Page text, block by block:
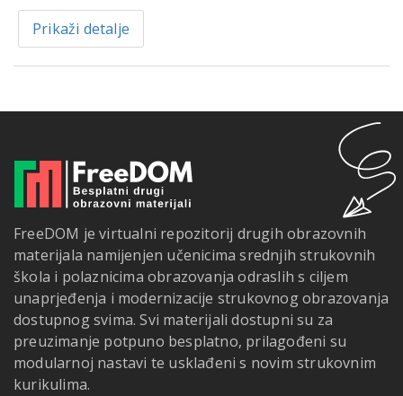
Prikaži detalje
FreeDOM je virtualni repozitorij drugih obrazovnih
materijala namijenjen učenicima srednjih strukovnih
škola i polaznicima obrazovanja odraslih s ciljem
unaprjeđenja i modernizacije strukovnog obrazovanja
dostupnog svima. Svi materijali dostupni su za
preuzimanje potpuno besplatno, prilagođeni su
modularnoj nastavi te usklađeni s novim strukovnim
kurikulima.